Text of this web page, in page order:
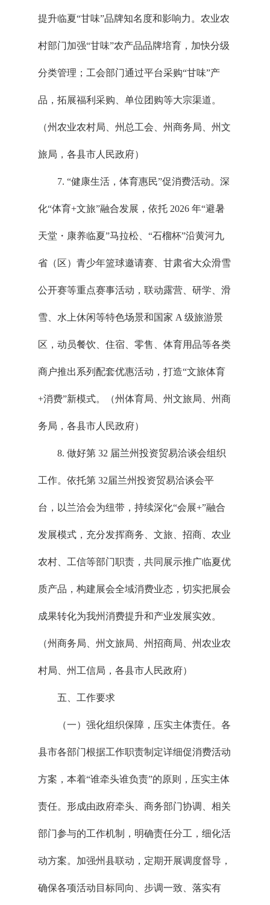
提升临夏“甘味”品牌知名度和影响力。农业农
村部门加强“甘味”农产品品牌培育，加快分级
分类管理；工会部门通过平台采购“甘味”产
品，拓展福利采购、单位团购等大宗渠道。
（州农业农村局、州总工会、州商务局、州文
旅局，各县市人民政府）
7. “健康生活，体育惠民”促消费活动。深
化“体育+文旅”融合发展，依托 2026 年“避暑
天堂・康养临夏”马拉松、“石榴杯”沿黄河九
省（区）青少年篮球邀请赛、甘肃省大众滑雪
公开赛等重点赛事活动，联动露营、研学、滑
雪、水上休闲等特色场景和国家 A 级旅游景
区，动员餐饮、住宿、零售、体育用品等各类
商户推出系列配套优惠活动，打造“文旅体育
+消费”新模式。（州体育局、州文旅局、州商
务局，各县市人民政府）
8. 做好第 32 届兰州投资贸易洽谈会组织
工作。依托第 32届兰州投资贸易洽谈会平
台，以兰洽会为纽带，持续深化“会展+”融合
发展模式，充分发挥商务、文旅、招商、农业
农村、工信等部门职责，共同展示推广临夏优
质产品，构建展会全域消费业态，切实把展会
成果转化为我州消费提升和产业发展实效。
（州商务局、州文旅局、州招商局、州农业农
村局、州工信局，各县市人民政府）
五、工作要求
（一）强化组织保障，压实主体责任。各
县市各部门根据工作职责制定详细促消费活动
方案，本着“谁牵头谁负责”的原则，压实主体
责任。形成由政府牵头、商务部门协调、相关
部门参与的工作机制，明确责任分工，细化活
动方案。加强州县联动，定期开展调度督导，
确保各项活动目标同向、步调一致、落实有